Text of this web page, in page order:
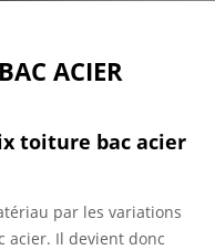
ACIER
toiture bac acier
par les variations
acier. Il devient donc